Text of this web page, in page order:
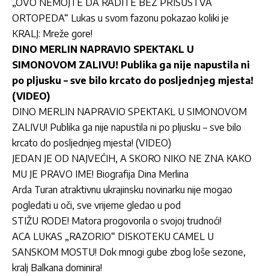
ORTOPEDA“ Lukas u svom fazonu pokazao koliki je
KRALJ: Mreže gore!
DINO MERLIN NAPRAVIO SPEKTAKL U
SIMONOVOM ZALIVU! Publika ga nije napustila ni
po pljusku – sve bilo krcato do posljednjeg mjesta!
(VIDEO)
DINO MERLIN NAPRAVIO SPEKTAKL U SIMONOVOM
ZALIVU! Publika ga nije napustila ni po pljusku – sve bilo
krcato do posljednjeg mjesta! (VIDEO)
JEDAN JE OD NAJVEĆIH, A SKORO NIKO NE ZNA KAKO
MU JE PRAVO IME! Biografija Dina Merlina
Arda Turan atraktivnu ukrajinsku novinarku nije mogao
pogledati u oči, sve vrijeme gledao u pod
STIŽU RODE! Matora progovorila o svojoj trudnoći!
ACA LUKAS „RAZORIO“ DISKOTEKU CAMEL U
SANSKOM MOSTU! Dok mnogi gube zbog loše sezone,
kralj Balkana dominira!